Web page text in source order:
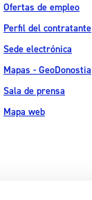
Ofertas de empleo
Perfil del contratante
Sede electrónica
Mapas - GeoDonostia
Sala de prensa
Mapa web